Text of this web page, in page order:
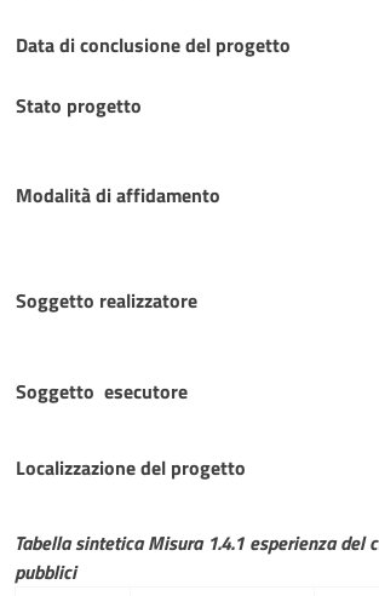
Data di conclusione del progetto
Stato progetto
Modalità di affidamento
Soggetto realizzatore
Soggetto esecutore
Localizzazione del progetto
Tabella sintetica Misura 1.4.1 esperienza del
pubblici